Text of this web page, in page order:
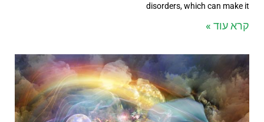
disorders, which can make it
קרא עוד »